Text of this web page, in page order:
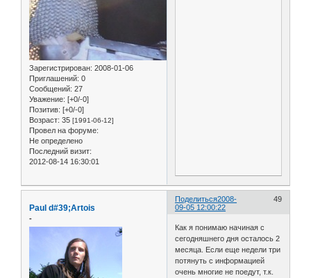
Зарегистрирован: 2008-01-06
Приглашений: 0
Сообщений: 27
Уважение: [+0/-0]
Позитив: [+0/-0]
Возраст: 35 [1991-06-12]
Провел на форуме:
Не определено
Последний визит:
2012-08-14 16:30:01
Поделиться 49
2008-
09-05 12:00:22
Paul d#39;Artois
-
Как я понимаю начиная с
сегодняшнего дня осталось 2
месяца. Если еще недели три
потянуть с информацией
очень многие не поедут, т.к.